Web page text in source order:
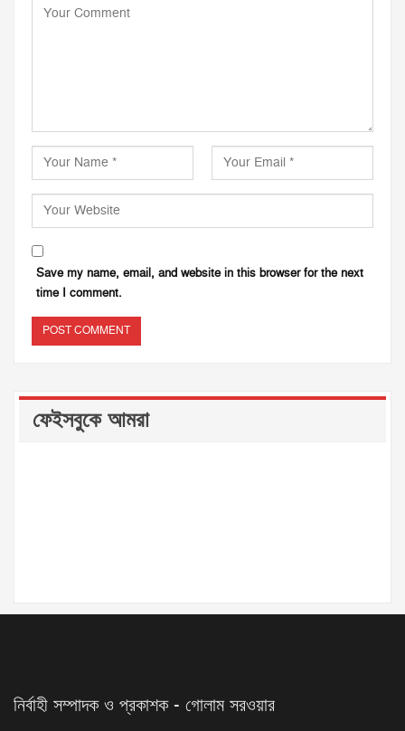
Save my name, email, and website in this browser for the next
time I comment.
ফেইসবুকে আমরা
নির্বাহী সম্পাদক ও প্রকাশক - গোলাম সরওয়ার